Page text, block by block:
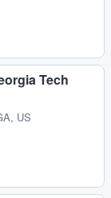
Tech
US